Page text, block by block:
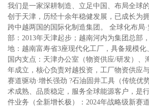
我们是一家深耕制造、立足中国、布局全球
创于天津，历经十余年稳健发展，已成长为
跨中越两国的国际化制造集团。 全球化布局
部：2013年天津起步；越南河内为集团总部
地：越南富寿省3座现代化工厂，具备规模化
国内支点：天津办公室（物资供应/研发）、
年成立，核心负责对越投资，工厂物资供应
赛道驱动·增长强劲 ?石油固井工具（传统优
术成熟、品质稳定，服务全球能源客户，是
件业务（全新增长极）：2024年战略级新赛